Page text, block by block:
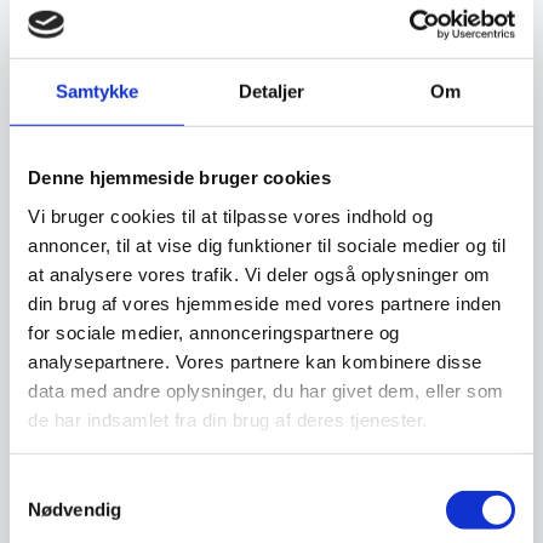
Samtykke Detaljer Om
Denne hjemmeside bruger cookies
Vi bruger cookies til at tilpasse vores indhold og
annoncer, til at vise dig funktioner til sociale medier og til
at analysere vores trafik. Vi deler også oplysninger om
din brug af vores hjemmeside med vores partnere inden
for sociale medier, annonceringspartnere og
analysepartnere. Vores partnere kan kombinere disse
data med andre oplysninger, du har givet dem, eller som
de har indsamlet fra din brug af deres tjenester.
Nødvendig
Har du spørgsmål til varen? Klik her
Vi prismatcher - Klik her
Relaterede varer
Rullebord i stål med
Stålskab med skydelåger,